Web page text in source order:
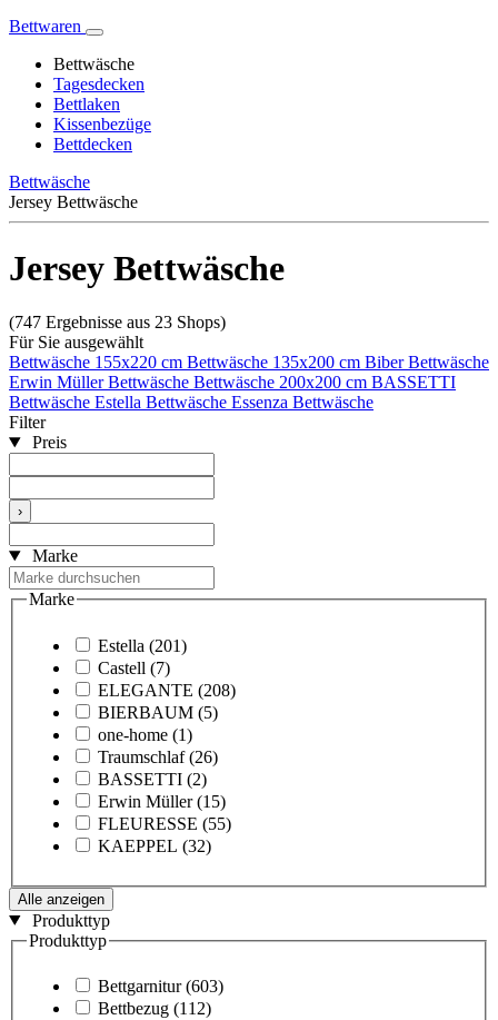
Bettwaren
Bettwäsche
Tagesdecken
Bettlaken
Kissenbezüge
Bettdecken
Bettwäsche
Jersey Bettwäsche
Jersey Bettwäsche
(747 Ergebnisse aus 23 Shops)
Für Sie ausgewählt
Bettwäsche 155x220 cm Bettwäsche 135x200 cm Biber Bettwäsche
Erwin Müller Bettwäsche Bettwäsche 200x200 cm BASSETTI
Bettwäsche Estella Bettwäsche Essenza Bettwäsche
Filter
Preis
›
Marke
Marke
Estella (201)
Castell (7)
ELEGANTE (208)
BIERBAUM (5)
one-home (1)
Traumschlaf (26)
BASSETTI (2)
Erwin Müller (15)
FLEURESSE (55)
KAEPPEL (32)
Alle anzeigen
Produkttyp
Produkttyp
Bettgarnitur (603)
Bettbezug (112)